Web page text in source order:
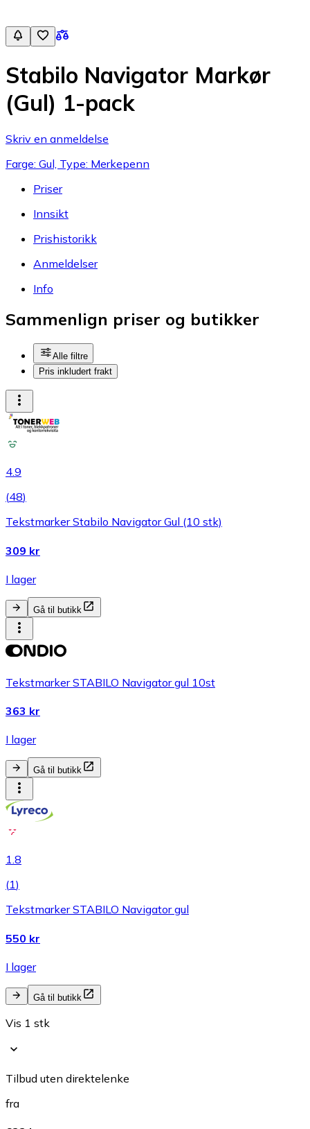
Stabilo Navigator Markør
(Gul) 1-pack
Skriv en anmeldelse
Farge: Gul, Type: Merkepenn
Priser
Innsikt
Prishistorikk
Anmeldelser
Info
Sammenlign priser og butikker
Alle filtre
Pris inkludert frakt
4.9
(48)
Tekstmarker Stabilo Navigator Gul (10 stk)
309 kr
I lager
Gå til butikk
Tekstmarker STABILO Navigator gul 10st
363 kr
I lager
Gå til butikk
1.8
(1)
Tekstmarker STABILO Navigator gul
550 kr
I lager
Gå til butikk
Vis 1 stk
Tilbud uten direktelenke
fra